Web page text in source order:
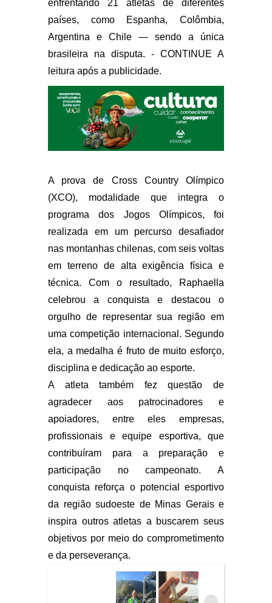
enfrentando 21 atletas de diferentes
países, como Espanha, Colômbia,
Argentina e Chile — sendo a única
brasileira na disputa. - CONTINUE A
leitura após a publicidade.
A prova de Cross Country Olímpico
(XCO), modalidade que integra o
programa dos Jogos Olímpicos, foi
realizada em um percurso desafiador
nas montanhas chilenas, com seis voltas
em terreno de alta exigência física e
técnica. Com o resultado, Raphaella
celebrou a conquista e destacou o
orgulho de representar sua região em
uma competição internacional. Segundo
ela, a medalha é fruto de muito esforço,
disciplina e dedicação ao esporte.
A atleta também fez questão de
agradecer aos patrocinadores e
apoiadores, entre eles empresas,
profissionais e equipe esportiva, que
contribuíram para a preparação e
participação no campeonato. A
conquista reforça o potencial esportivo
da região sudoeste de Minas Gerais e
inspira outros atletas a buscarem seus
objetivos por meio do comprometimento
e da perseverança.